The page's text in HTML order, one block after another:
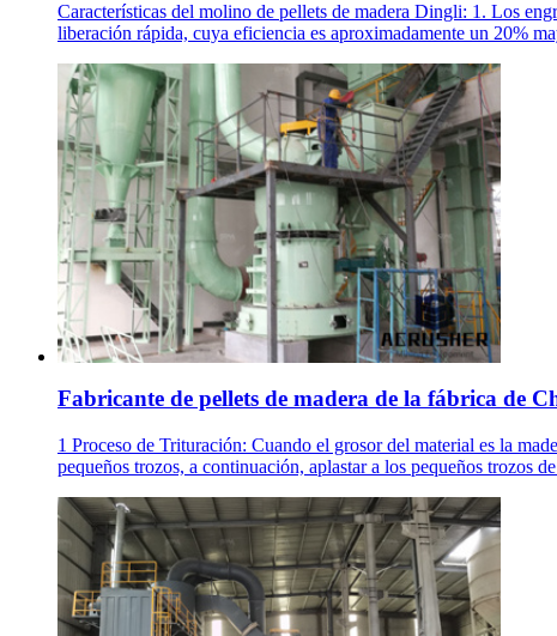
Características del molino de pellets de madera Dingli: 1. Los
liberación rápida, cuya eficiencia es aproximadamente un 20%
Fabricante de pellets de madera de la fábrica de
1 Proceso de Trituración: Cuando el grosor del material es la
pequeños trozos, a continuación, aplastar a los pequeños trozos